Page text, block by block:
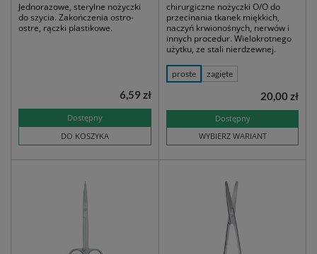
Jednorazowe, sterylne nożyczki
do szycia. Zakończenia ostro-
ostre, rączki plastikowe.
Dostępny
DO KOSZYKA
6,59 zł
chirurgiczne nożyczki O/O do
przecinania tkanek miękkich,
naczyń krwionośnych, nerwów i
innych procedur. Wielokrotnego
użytku, ze stali nierdzewnej.
proste zagięte
Dostępny
WYBIERZ WARIANT
20,00 zł